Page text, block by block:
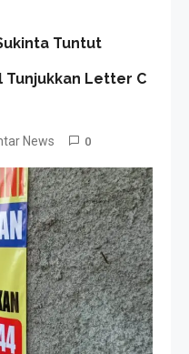
Tuntut
Letter C
News 0